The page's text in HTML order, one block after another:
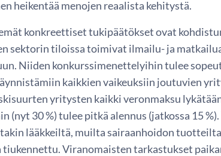
heikentää menojen reaalista kehitystä.
konkreettiset tukipäätökset ovat
sektorin tiloissa toimivat ilmailu- ja
Niiden konkurssimenettelyihin tulee
kaikkien vaikeuksiin joutuvien
yritysten kaikki veronmaksu
(nyt 30 %) tulee pitkä alennus (jatkossa 15
lääkkeiltä, muilta sairaanhoidon
Viranomaisten tarkastukset